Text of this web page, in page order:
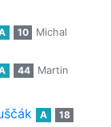
10
Michal
44
Martin
A
18